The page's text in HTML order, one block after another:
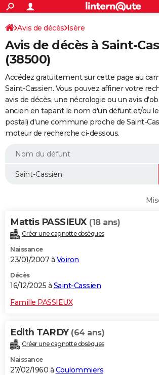
ACTUALITÉS
Politique
Société
Faits Divers
Education
Monde
Villes
+
SPORT
Coupe du monde 2026
Football
Tennis
Cyclisme
Rugby
Forum
FINANCE
Retraite
Impôts
Epargne
Immobilier
Risques naturels par ville
Banque
Assurance
Crédit
Essais
Réserver un essai
Citadines
Berlines
SUV
Forum auto
+
HIGH-TECH
Mobiles
Meilleur smartphone
Internet
Ordinateurs
Jeux vidéo
Guide high-tech
+BRICOLAGE
Forum
Aménagement intérieur
Extérieur
Cuisine
Salle de bains
Jardinage
Rangement
WEEK-END
Guides de France
Escapades
Patrimoine
Expositions
Musées
Week-end nature
LIFESTYLE
Alimentation
Guide de la santé
Maladies
Médicaments
Sommeil
VOYAGE
Destinations
City break
Voyage nature
Voyage de noces
Forum
Climat
+PHOTO
GUIDES D'ACHAT
BONS PLANS
CARTE DE VOEUX
Dictionnaire
Biographies
Citations
Expressions
Proverbes
PROGRAMME TV
COPAINS D'AVANT
Avis de décès Isère
Avis de décès à Saint-
(38500)
Accédez gratuitement sur cette page au
Saint-Cassien. Vous pouvez affiner votre
avis de décès, une nécrologie ou un avis
ancien en tapant le nom d'un défunt et/ou
postal) d'une commune proche de Saint-
moteur de recherche ci-dessous.
Mattis PASSIEUX (18 ans)
Créer une cagnotte obsèques
Naissance
23/01/2007 à Voiron
Décès
16/12/2025 à Saint-Cassien
Famille PASSIEUX
Edith TARDY (64 ans)
Créer une cagnotte obsèques
Naissance
27/02/1960 à Coulommiers